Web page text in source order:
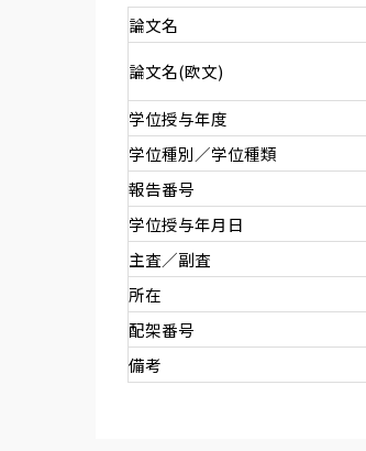
論文名
論文名(欧文)
学位授与年度
学位種別／学位種類
報告番号
学位授与年月日
主査／副査
所在
配架番号
備考